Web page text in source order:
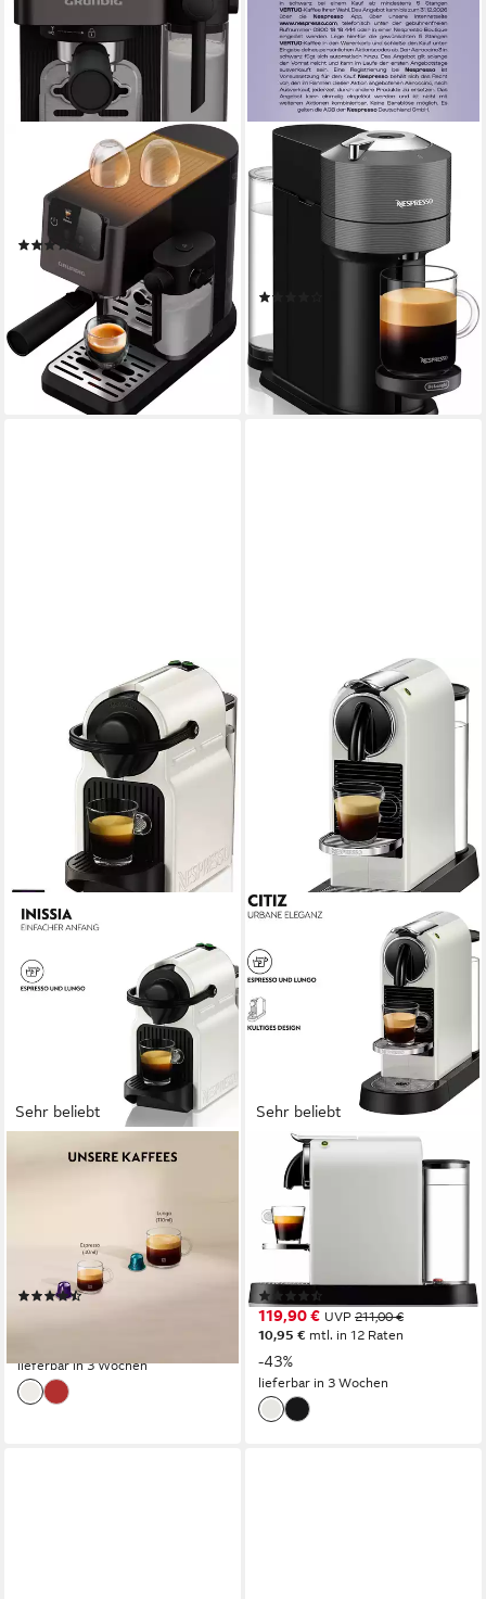
Espressomaschine KSM 5330
Wassertank
15 bar Pumpendruck
(116)
ab 138,19 € UVP
219,00 €
mtl. in 12 Raten
-37%
lieferbar - in 2-3 Werktagen bei dir
NESPRESSO
Kapselmaschine Vertuo Next
ENV 120.GY von DeLonghi,
Dark Grey
Wassertank
Zeitfunktionen
13,15 €
mtl. in 12 Raten
leider ausverkauft
Sehr beliebt
NESPRESSO
Pumpendruck
Abschaltautomatik Zeitfunktionen
(467)
lieferbar in 3 Wochen
Sehr beliebt
NESPRESSO
Kapselmaschine CITIZ EN
167.W von DeLonghi, White
Wassertank
19 bar Pumpendruck
119,90 € UVP 211,00 €
10,95 € mtl. in 12 Raten
-43%
lieferbar in 3 Wochen